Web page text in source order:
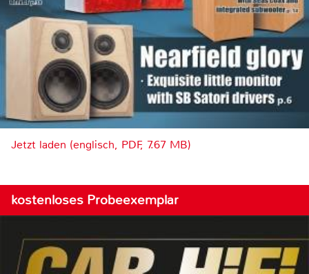
Jetzt laden (englisch, PDF, 7.67 MB)
kostenloses Probeexemplar